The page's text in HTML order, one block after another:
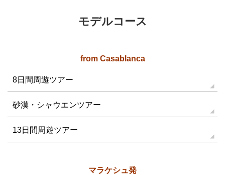
モデルコース
from Casablanca
8日間周遊ツアー
砂漠・シャウエンツアー
13日間周遊ツアー
マラケシュ発